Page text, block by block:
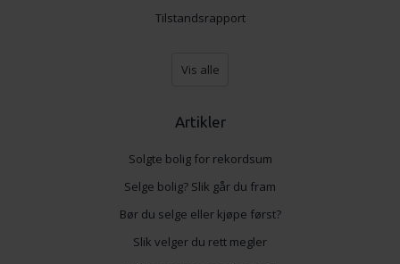
Tilstandsrapport
Vis alle
Artikler
Solgte bolig for rekordsum
Selge bolig? Slik går du fram
Bør du selge eller kjøpe først?
Slik velger du rett megler